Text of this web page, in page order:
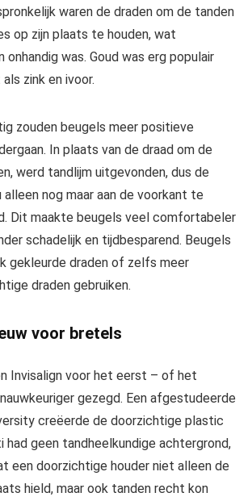
waren de draden om de tanden
op zijn plaats te houden, wat
was. Goud was erg populair
zink en ivoor.
zouden beugels meer positieve
In plaats van de draad om de
werd tandlijm uitgevonden, dus de
nog maar aan de voorkant te
Dit maakte beugels veel comfortabeler
schadelijk en tijdbesparend. Beugels
gekleurde draden of zelfs meer
draden gebruiken.
voor bretels
Invisalign voor het eerst – of het
gezegd. Een afgestudeerde
creëerde de doorzichtige plastic
had geen tandheelkundige achtergrond,
een doorzichtige houder niet alleen de
hield, maar ook tanden recht kon